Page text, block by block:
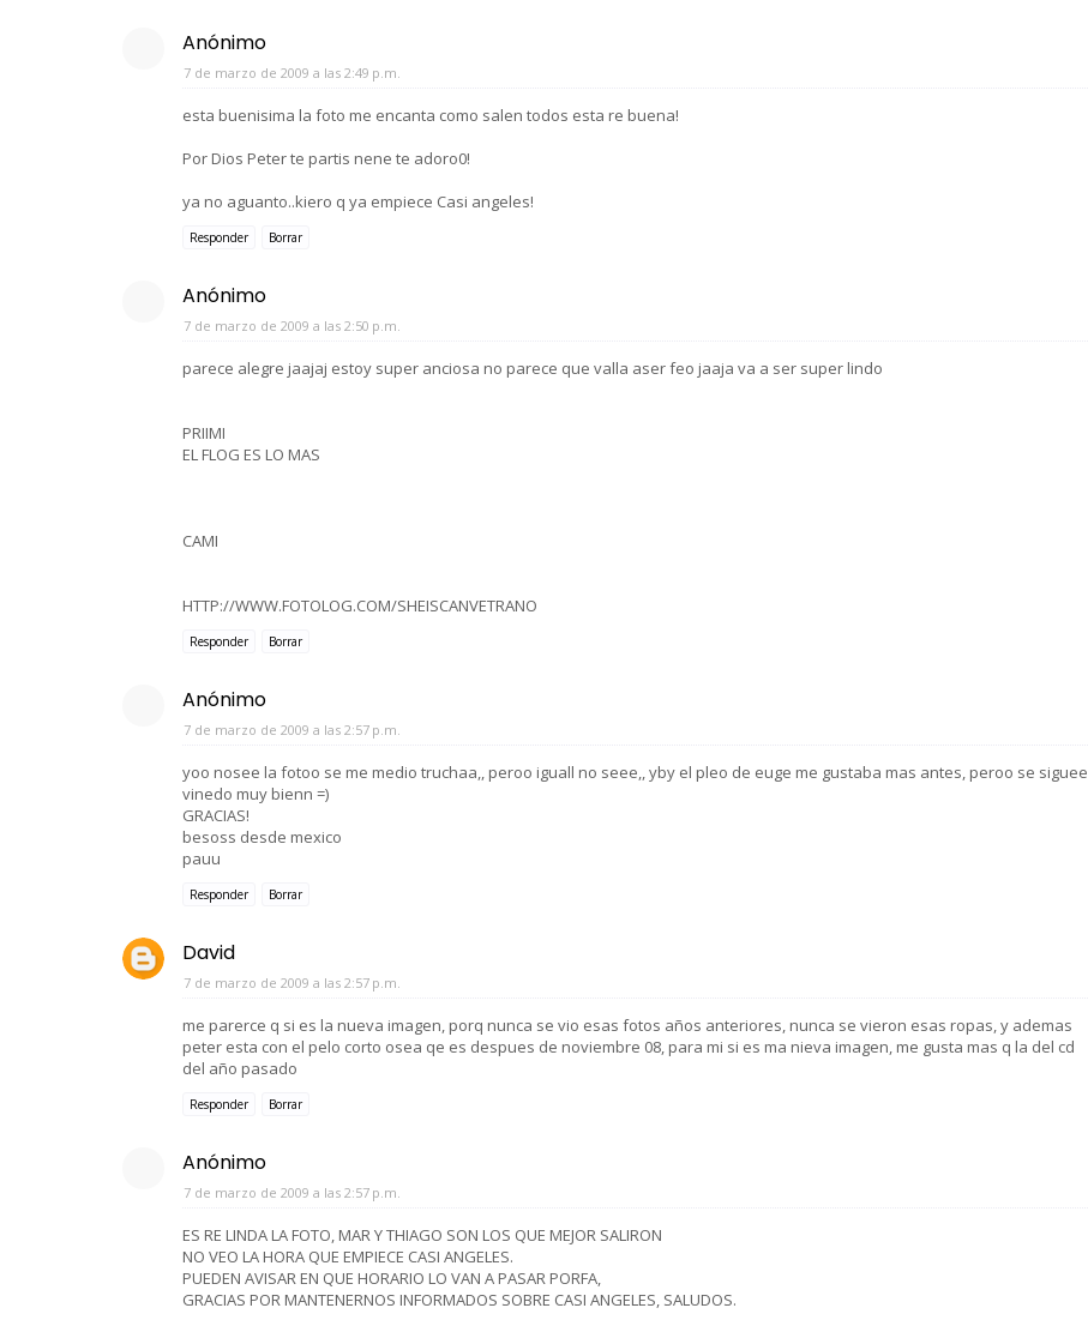
Anónimo
7 de marzo de 2009 a las 2:49 p.m.
esta buenisima la foto me encanta como salen todos esta re buena!
Por Dios Peter te partis nene te adoro0!
ya no aguanto..kiero q ya empiece Casi angeles!
Responder Borrar
Anónimo
7 de marzo de 2009 a las 2:50 p.m.
parece alegre jaajaj estoy super anciosa no parece que valla aser feo jaaja va a ser super lindo
PRIIMI
EL FLOG ES LO MAS
CAMI
HTTP://WWW.FOTOLOG.COM/SHEISCANVETRANO
Responder Borrar
Anónimo
7 de marzo de 2009 a las 2:57 p.m.
yoo nosee la fotoo se me medio truchaa,, peroo iguall no seee,, yby el pleo de euge me gustaba mas antes, peroo se siguee
vinedo muy bienn =)
GRACIAS!
besoss desde mexico
pauu
Responder Borrar
David
7 de marzo de 2009 a las 2:57 p.m.
me parerce q si es la nueva imagen, porq nunca se vio esas fotos años anteriores, nunca se vieron esas ropas, y ademas
peter esta con el pelo corto osea qe es despues de noviembre 08, para mi si es ma nieva imagen, me gusta mas q la del cd
del año pasado
Responder Borrar
Anónimo
7 de marzo de 2009 a las 2:57 p.m.
ES RE LINDA LA FOTO, MAR Y THIAGO SON LOS QUE MEJOR SALIRON
NO VEO LA HORA QUE EMPIECE CASI ANGELES.
PUEDEN AVISAR EN QUE HORARIO LO VAN A PASAR PORFA,
GRACIAS POR MANTENERNOS INFORMADOS SOBRE CASI ANGELES, SALUDOS.